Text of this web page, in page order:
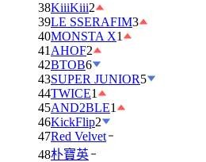
38KiiiKiii2
39LE SSERAFIM3
40MONSTA X1
41 AHOF2
42BTOB6
43SUPER JUNIOR5
44TWICE1
45AND2BLE1
46KickFlip2
47Red Velvet
48朴寶英